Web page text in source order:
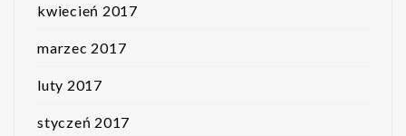
kwiecień 2017
marzec 2017
luty 2017
styczeń 2017